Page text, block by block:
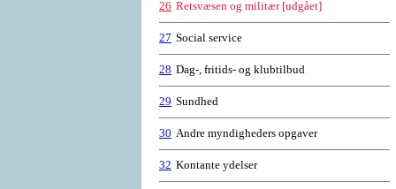
26 Retsvæsen og militær [udgået]
27 Social service
28 Dag-, fritids- og klubtilbud
29 Sundhed
30 Andre myndigheders opgaver
32 Kontante ydelser